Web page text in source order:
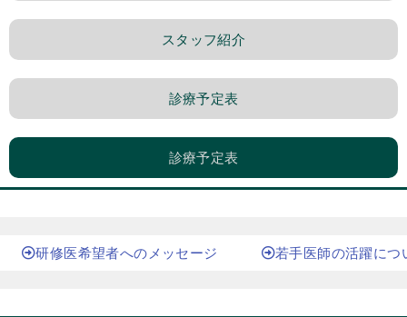
スタッフ紹介
診療予定表
診療予定表
研修医希望者へのメッセージ 若手医師の活躍につ